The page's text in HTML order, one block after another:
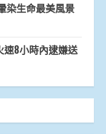
染生命最美風景
8小時內逮嫌送